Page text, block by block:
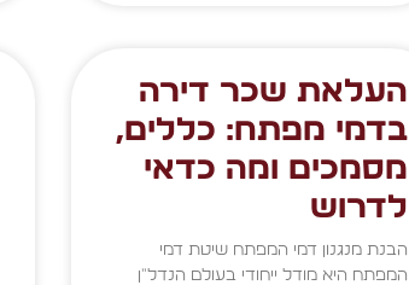
העלאת שכר דירה
בדמי מפתח: כללים,
מסמכים ומה כדאי
לדרוש
הבנת מנגנון דמי המפתח שיטת דמי
המפתח היא מודל ייחודי בעולם הנדל"ן